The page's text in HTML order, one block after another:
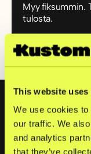
This website uses
We use cookies
our traffic. We
and analytics
that they’ve
Myy fiksummin.
tulosta.
Aloita
Aloita käyttö
Footer